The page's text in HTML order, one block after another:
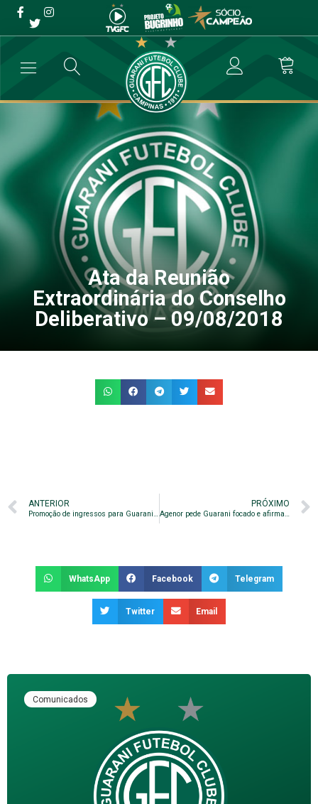
Ata da Reunião
Extraordinária do Conselho
Deliberativo – 09/08/2018
Governança → Ata da Reunião Extraordinária do Conselho
Ata da Reunião
Extraordinária do Conselho
Deliberativo – 09/08/2018
ANTERIOR
Promoção de ingressos para Guarani e CSA. Confira!
PRÓXIMO
Agenor pede Guarani focado e afirma: “Teremos que ter personalidade para enfrentar o CSA”
WhatsApp Facebook Telegram
Twitter Email
Comunicados